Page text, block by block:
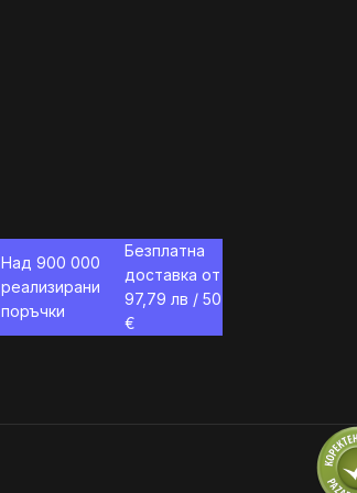
Над 900 000
реализирани
поръчки
Безплатна
доставка от
97,79 лв / 50
€